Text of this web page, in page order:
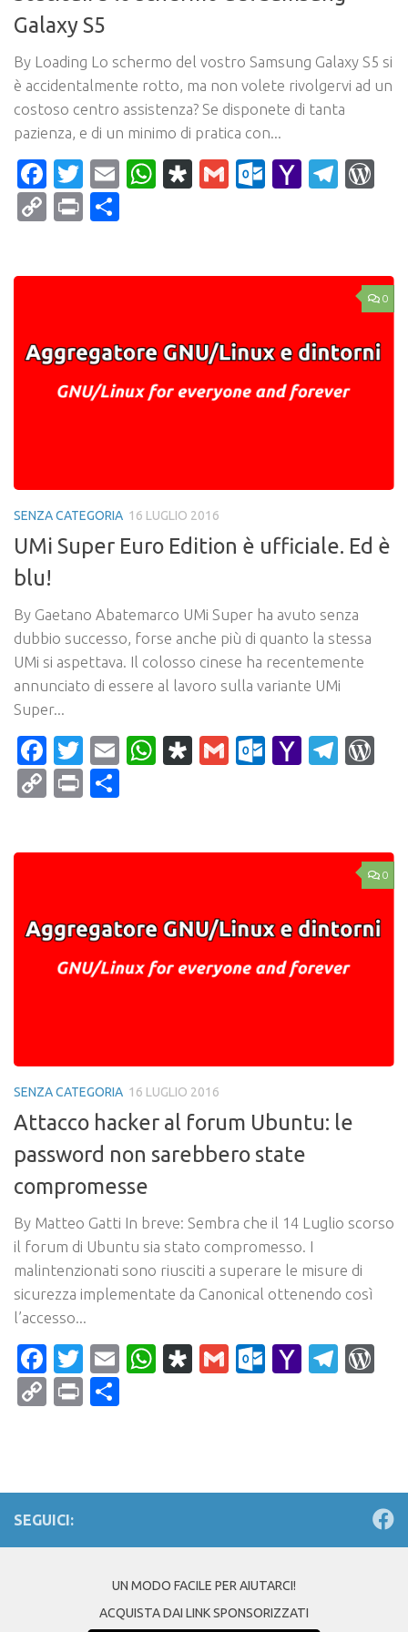
Galaxy S5
By Loading Lo schermo del vostro Samsung Galaxy S5 si
è accidentalmente rotto, ma non volete rivolgervi ad un
costoso centro assistenza? Se disponete di tanta
pazienza, e di un minimo di pratica con...
Facebook
Twitter
EmailWhatsApp
Diaspora
Gmail Yahoo
CopyPrint
0
SENZA CATEGORIA 16 LUGLIO 2016
UMi Super Euro Edition è ufficiale. Ed è
blu!
By Gaetano Abatemarco UMi Super ha avuto senza
dubbio successo, forse anche più di quanto la stessa
UMi si aspettava. Il colosso cinese ha recentemente
annunciato di essere al lavoro sulla variante UMi
Super...
Facebook
Twitter
EmailWhatsApp
Diaspora
Gmail Yahoo
CopyPrint
0
SENZA CATEGORIA 16 LUGLIO 2016
Attacco hacker al forum Ubuntu: le
password non sarebbero state
compromesse
By Matteo Gatti In breve: Sembra che il 14 Luglio scorso
il forum di Ubuntu sia stato compromesso. I
malintenzionati sono riusciti a superare le misure di
sicurezza implementate da Canonical ottenendo così
l’accesso...
Facebook
Twitter
EmailWhatsApp
Diaspora
Gmail Yahoo
CopyPrint
SEGUICI:
UN MODO FACILE PER AIUTARCI!
ACQUISTA DAI LINK SPONSORIZZATI